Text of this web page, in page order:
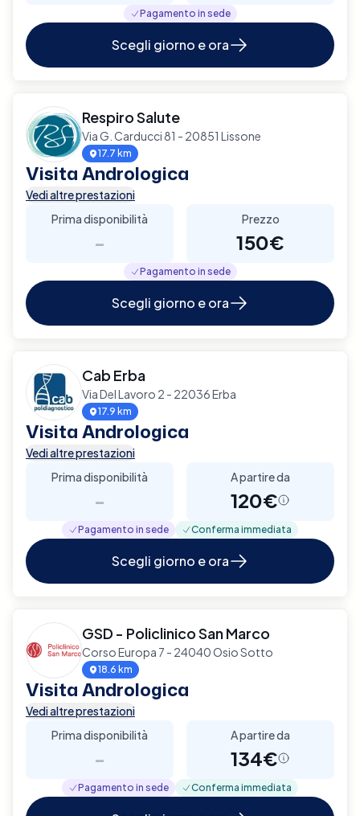
Pagamento in sede
Scegli giorno e ora
Respiro Salute
Via G. Carducci 81 - 20851 Lissone
17.7 km
Visita Andrologica
Vedi altre prestazioni
Prima disponibilità
-
Prezzo
150€
Pagamento in sede
Scegli giorno e ora
Cab Erba
Via Del Lavoro 2 - 22036 Erba
17.9 km
Visita Andrologica
Vedi altre prestazioni
Prima disponibilità
-
A partire da
120€
Pagamento in sede Conferma immediata
Scegli giorno e ora
GSD - Policlinico San Marco
Corso Europa 7 - 24040 Osio Sotto
18.6 km
Visita Andrologica
Vedi altre prestazioni
Prima disponibilità
-
A partire da
134€
Pagamento in sede Conferma immediata